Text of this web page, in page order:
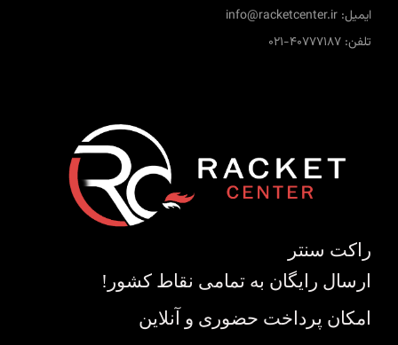
ایمیل: info@racketcenter.ir
تلفن: 40777187-021
راکت سنتر
ارسال رایگان به تمامی نقاط کشور!
امکان پرداخت حضوری و آنلاین